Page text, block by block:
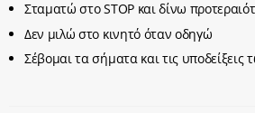
Σταματώ στο STOP και δίνω
Δεν μιλώ στο κινητό όταν οδηγώ
Σέβομαι τα σήματα και τις